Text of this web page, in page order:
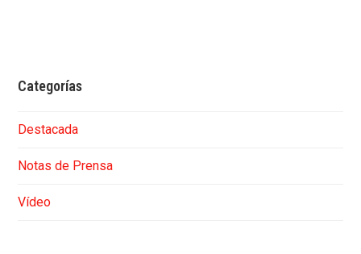
Categorías
Destacada
Notas de Prensa
Vídeo